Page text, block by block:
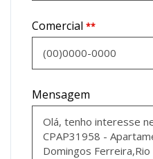
Comercial **
Mensagem